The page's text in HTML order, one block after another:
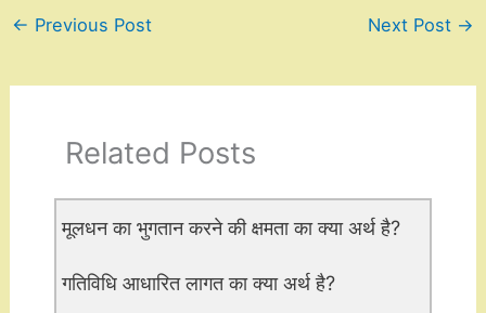
← Previous Post Next Post →
Related Posts
मूलधन का भुगतान करने की क्षमता का क्या अर्थ है?
गतिविधि आधारित लागत का क्या अर्थ है?